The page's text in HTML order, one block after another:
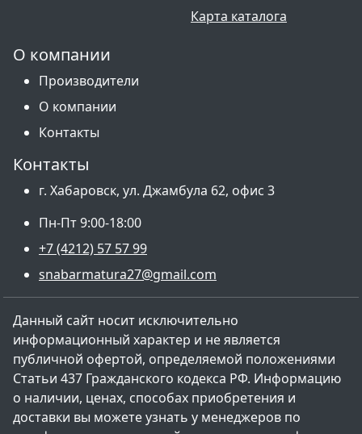
Карта каталога
О компании
Производители
О компании
Контакты
Контакты
г. Хабаровск, ул. Джамбула 62, офис 3
Пн-Пт 9:00-18:00
+7 (4212) 57 57 99
snabarmatura27@gmail.com
Данный сайт носит исключительно
информационный характер и не является
публичной офертой, определяемой положениями
Статьи 437 Гражданского кодекса РФ. Информацию
о наличии, ценах, способах приобретения и
доставки вы можете узнать у менеджеров по